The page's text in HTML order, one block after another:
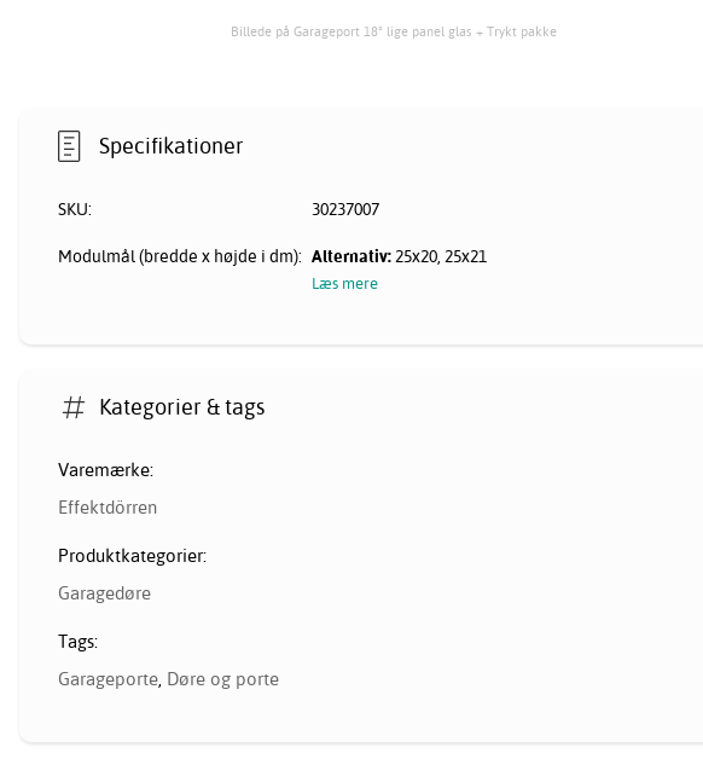
Billede på Garageport 18° lige panel glas + Trykt pakke
Specifikationer
SKU: 30237007
Modulmål (bredde x højde i dm): Alternativ:25x20, 25x21
Læs mere
Kategorier & tags
Varemærke:
Effektdörren
Produktkategorier:
Garagedøre
Tags:
Garageporte, Døre og porte